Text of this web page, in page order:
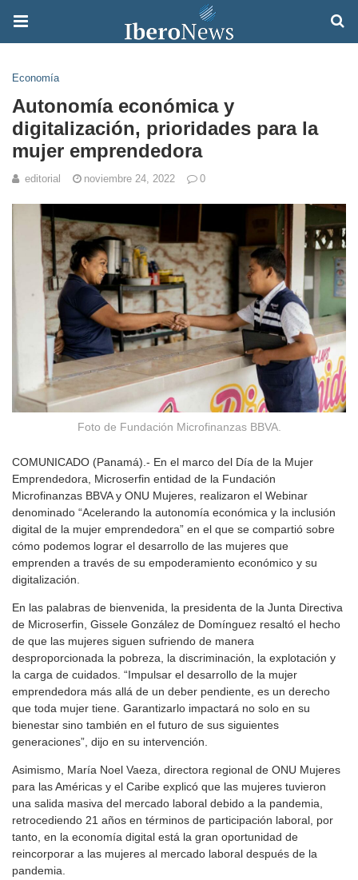
Economía
Autonomía económica y
digitalización, prioridades para la
mujer emprendedora
editorial noviembre 24, 2022 0
Foto de Fundación Microfinanzas BBVA.
COMUNICADO (Panamá).- En el marco del Día de la Mujer
Emprendedora, Microserfin entidad de la Fundación
Microfinanzas BBVA y ONU Mujeres, realizaron el Webinar
denominado “Acelerando la autonomía económica y la inclusión
digital de la mujer emprendedora” en el que se compartió sobre
cómo podemos lograr el desarrollo de las mujeres que
emprenden a través de su empoderamiento económico y su
digitalización.
En las palabras de bienvenida, la presidenta de la Junta Directiva
de Microserfin, Gissele González de Domínguez resaltó el hecho
de que las mujeres siguen sufriendo de manera
desproporcionada la pobreza, la discriminación, la explotación y
la carga de cuidados. “Impulsar el desarrollo de la mujer
emprendedora más allá de un deber pendiente, es un derecho
que toda mujer tiene. Garantizarlo impactará no solo en su
bienestar sino también en el futuro de sus siguientes
generaciones”, dijo en su intervención.
Asimismo, María Noel Vaeza, directora regional de ONU Mujeres
para las Américas y el Caribe explicó que las mujeres tuvieron
una salida masiva del mercado laboral debido a la pandemia,
retrocediendo 21 años en términos de participación laboral, por
tanto, en la economía digital está la gran oportunidad de
reincorporar a las mujeres al mercado laboral después de la
pandemia.